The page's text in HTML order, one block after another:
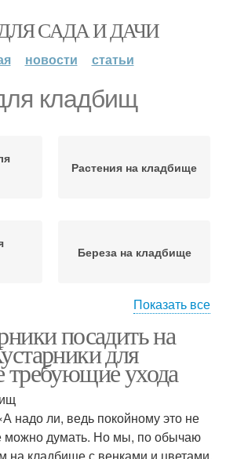
САДА И ДАЧИ
новости статьи
кладбищ
Растения на кладбище
Береза на кладбище
растения
Дерева для кладбища
Показать все
посадить на
для
требующие ухода
надо ли, ведь покойному это не
можно думать. Но мы, по обычаю